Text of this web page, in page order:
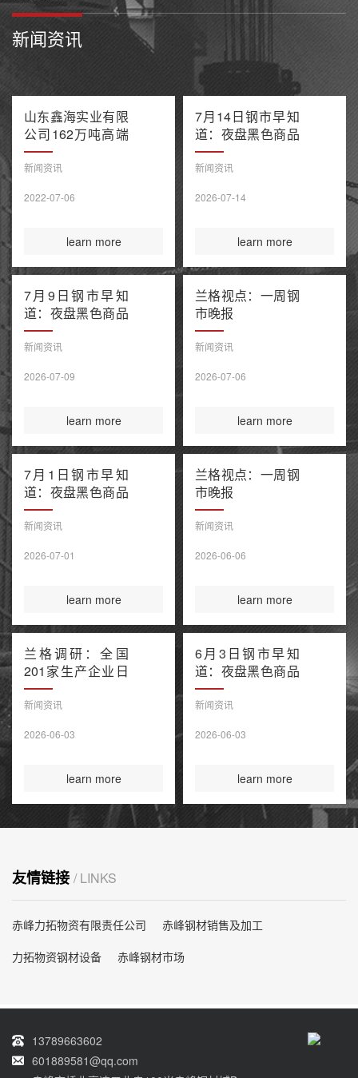
新闻资讯
山东鑫海实业有限
公司162万吨高端
不锈钢项目产能置
换方案公示
新闻资讯
2022-07-06
learn more
7月14日钢市早知
道：夜盘黑色商品
多数收跌 阿联酋
油轮在霍尔木兹海
伦特原油涨超9%
新闻资讯
2026-07-14
learn more
7月9日钢市早知
道：夜盘黑色商品
整体收涨 原油大
涨引爆全球债市抛
忘录“已终结”
新闻资讯
2026-07-09
learn more
兰格视点：一周钢
市晚报
新闻资讯
2026-07-06
learn more
7月1日钢市早知
道：夜盘黑色商品
窄幅波动 上半年
百强房企销售额降
钢铁保障新规今起
新闻资讯
2026-07-01
learn more
兰格视点：一周钢
市晚报
新闻资讯
2026-06-06
learn more
兰格调研：全国
201家生产企业日
均铁水产量环比上
升（6月3日）
新闻资讯
2026-06-03
learn more
6月3日钢市早知
道：夜盘黑色商品
多数收涨 IEA警告
全球石油库存或于
国际煤炭投资创14
新闻资讯
2026-06-03
learn more
友情链接 / LINKS
赤峰力拓物资有限责任公司
赤峰钢材销售及加工
力拓物资钢材设备
赤峰钢材市场
13789663602
601889581@qq.com